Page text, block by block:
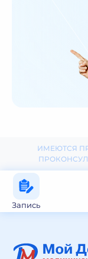
ИМЕЮТСЯ
Запись